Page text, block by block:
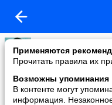
Применяются
Прочитать правила их
Возможны упоминания
В контенте могут
информация.
Кира
added a photo
16 Dec в 16:45